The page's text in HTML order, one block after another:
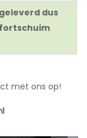
dus
met ons op!